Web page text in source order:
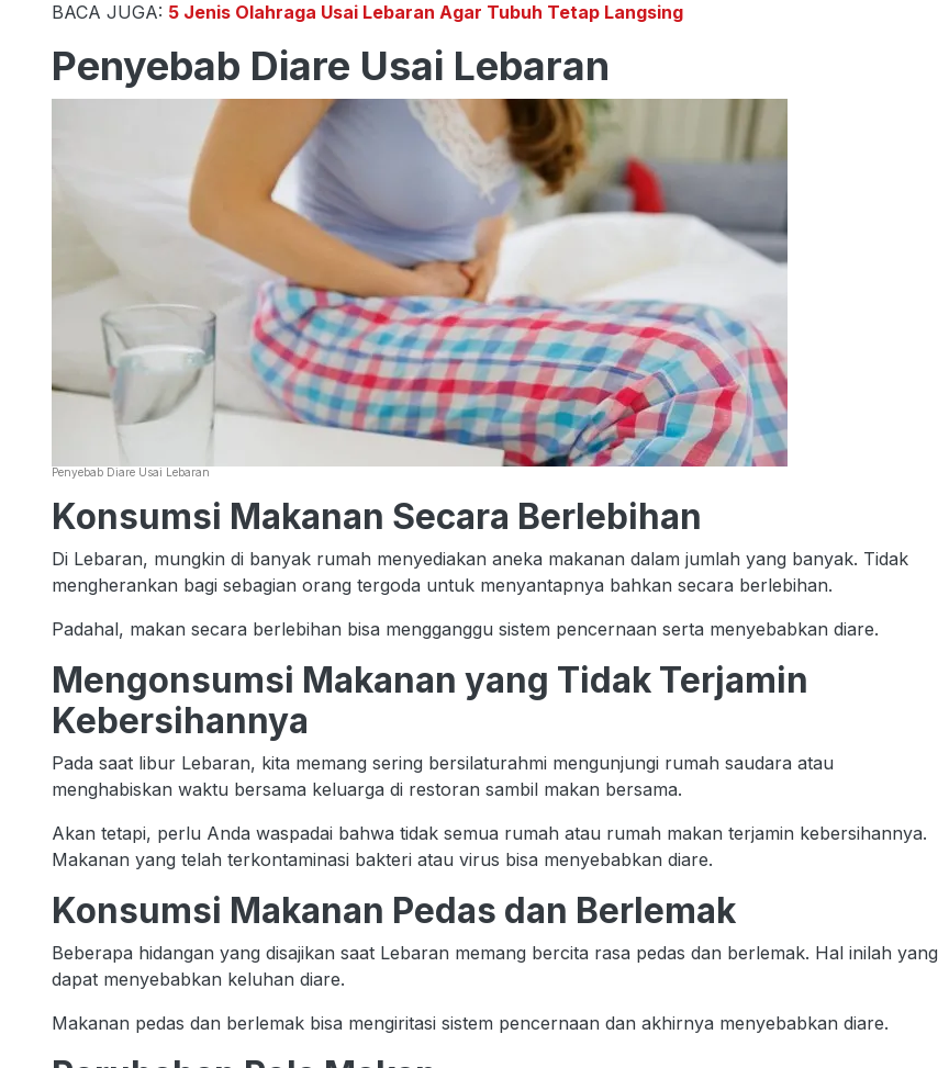
BACA JUGA: 5 Jenis Olahraga Usai Lebaran Agar Tubuh Tetap Langsing
Penyebab Diare Usai Lebaran
Penyebab Diare Usai Lebaran
Konsumsi Makanan Secara Berlebihan
Di Lebaran, mungkin di banyak rumah menyediakan aneka makanan dalam jumlah yang banyak. Tidak
mengherankan bagi sebagian orang tergoda untuk menyantapnya bahkan secara berlebihan.
Padahal, makan secara berlebihan bisa mengganggu sistem pencernaan serta menyebabkan diare.
Mengonsumsi Makanan yang Tidak Terjamin
Kebersihannya
Pada saat libur Lebaran, kita memang sering bersilaturahmi mengunjungi rumah saudara atau
menghabiskan waktu bersama keluarga di restoran sambil makan bersama.
Akan tetapi, perlu Anda waspadai bahwa tidak semua rumah atau rumah makan terjamin kebersihannya.
Makanan yang telah terkontaminasi bakteri atau virus bisa menyebabkan diare.
Konsumsi Makanan Pedas dan Berlemak
Beberapa hidangan yang disajikan saat Lebaran memang bercita rasa pedas dan berlemak. Hal inilah yang
dapat menyebabkan keluhan diare.
Makanan pedas dan berlemak bisa mengiritasi sistem pencernaan dan akhirnya menyebabkan diare.